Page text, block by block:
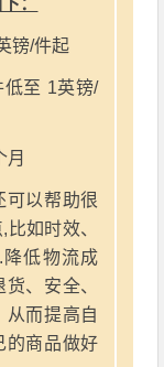
：
镑/件起
低至 1英镑/
月
可以帮助很
如时效、
低物流成
、安全、
从而提高自
的商品做好